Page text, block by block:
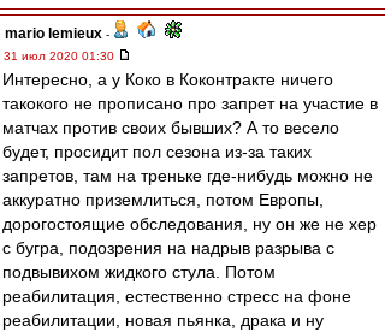
mario lemieux -
31 июл 2020 01:30
Интересно, а у Коко в Коконтракте ничего
такокого не прописано про запрет на участие в
матчах против своих бывших? А то весело
будет, просидит пол сезона из-за таких
запретов, там на треньке где-нибудь можно не
аккуратно приземлиться, потом Европы,
дорогостоящие обследования, ну он же не хер
с бугра, подозрения на надрыв разрыва с
подвывихом жидкого стула. Потом
реабилитация, естественно стресс на фоне
реабилитации, новая пьянка, драка и ну